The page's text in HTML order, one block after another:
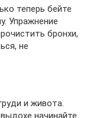
теперь бейте
Упражнение
бронхи,
не
и живота.
начинайте